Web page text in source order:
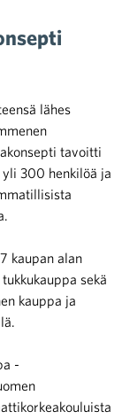
lähes
tavoitti
300 henkilöä ja
kaupan alan
sekä
kauppa ja
-